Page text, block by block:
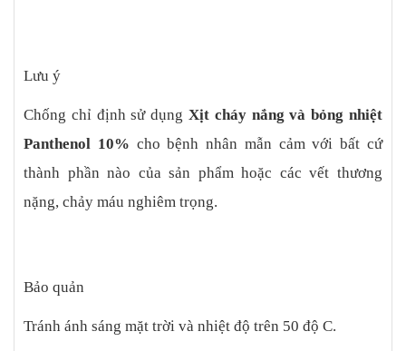
Lưu ý
Chống chỉ định sử dụng Xịt cháy nắng và bỏng nhiệt
Panthenol 10% cho bệnh nhân mẫn cảm với bất cứ
thành phần nào của sản phẩm hoặc các vết thương
nặng, chảy máu nghiêm trọng.
Bảo quản
Tránh ánh sáng mặt trời và nhiệt độ trên 50 độ C.